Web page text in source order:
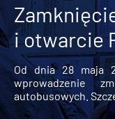
i otwarcie
Od dnia 28 maja
wprowadzenie
autobusowych.